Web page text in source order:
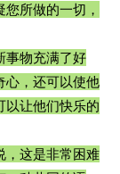
所做的一切，
事物充满了好
心，还可以使他
以让他们快乐的
，这是非常困难